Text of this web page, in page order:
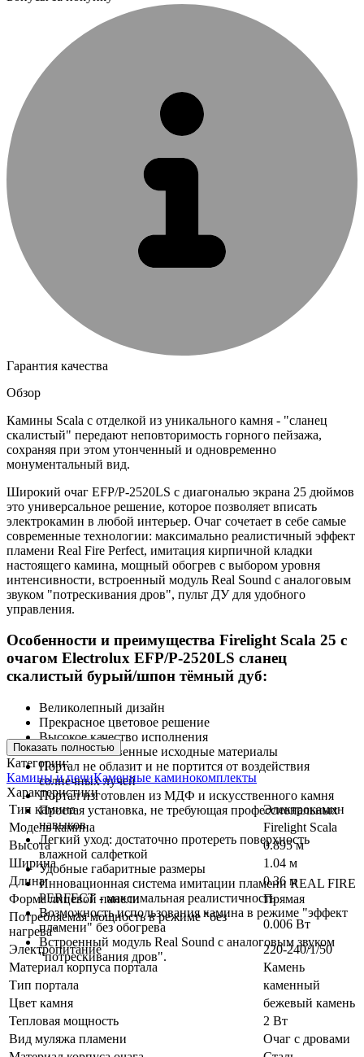
Гарантия качества
Обзор
Камины Scala с отделкой из уникального камня - "сланец
скалистый" передают неповторимость горного пейзажа,
сохраняя при этом утонченный и одновременно
монументальный вид.
Широкий очаг EFP/P-2520LS с диагональю экрана 25 дюймов
это универсальное решение, которое позволяет вписать
электрокамин в любой интерьер. Очаг сочетает в себе самые
современные технологии: максимально реалистичный эффект
пламени Real Fire Perfect, имитация кирпичной кладки
настоящего камина, мощный обогрев с выбором уровня
интенсивности, встроенный модуль Real Sound с аналоговым
звуком "потрескивания дров", пульт ДУ для удобного
управления.
Особенности и преимущества Firelight Scala 25 с
очагом Electrolux EFP/P-2520LS сланец
скалистый бурый/шпон тёмный дуб:
Великолепный дизайн
Прекрасное цветовое решение
Высокое качество исполнения
Высококачественные исходные материалы
Портал не облазит и не портится от воздействия
солнечных лучей
Портал изготовлен из МДФ и искусственного камня
Простая установка, не требующая профессиональных
навыков
Легкий уход: достаточно протереть поверхность
влажной салфеткой
Удобные габаритные размеры
Инновационная система имитации пламени REAL FIRE
PERFECT - максимальная реалистичность
Возможность использования камина в режиме "эффект
пламени" без обогрева
Встроенный модуль Real Sound с аналоговым звуком
"потрескивания дров".
Показать полностью
Категории:
Камины и печиКаменные каминокомплекты
Характеристики
Тип камина
Электрокамин
Модель камина
Firelight Scala
Высота
0.895 м
Ширина
1.04 м
Длина
0.36 м
Форма лицевой панели
Прямая
Потребляемая мощность в режиме "без
нагрева"
0.006 Вт
Электропитание
220-240/1/50
Материал корпуса портала
Камень
Тип портала
каменный
Цвет камня
бежевый камень
Тепловая мощность
2 Вт
Вид муляжа пламени
Очаг с дровами